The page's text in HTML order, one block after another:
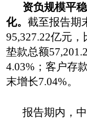
资负规模平
化。 截至报告期
95,327.22亿元，
垫款总额
4.03% ；客户存
末增长7.04%。
报告期内，